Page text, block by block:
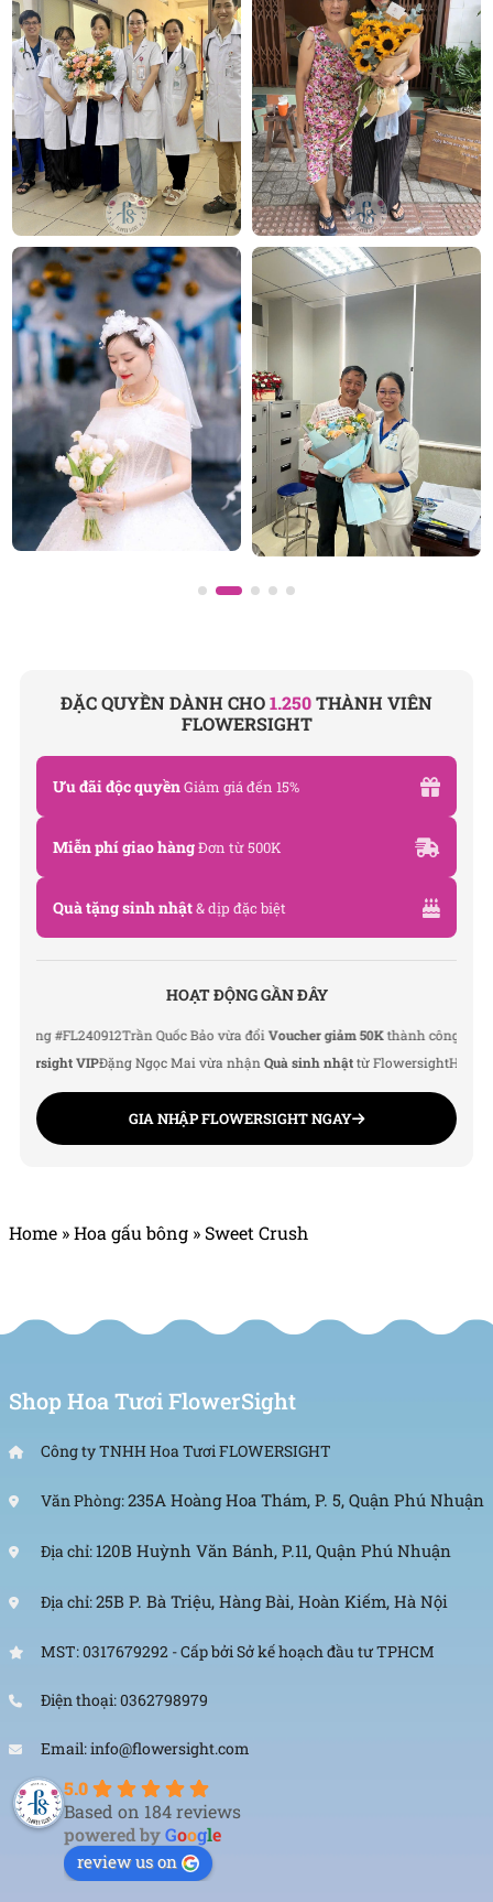
TP.HCM
Hotline: 093 407 2575
E-mail:info@flowersight.com
Website:https://flowersight.com/
Đánh giá product này
ĐẶC QUYỀN DÀNH CHO1.250THÀNH VIÊN
FLOWERSIGHT
Ưu đãi độc quyềnGiảm giá đến 15%
Miễn phí giao hàngĐơn từ 500K
Quà tặng sinh nhật& dịp đặc biệt
HOẠT ĐỘNG GẦN ĐÂY
#FL240912Trần Quốc Bảo vừa đổiVoucher giảm 50Kthành côngLê Thu Hà
VIPĐặng Ngọc Mai vừa nhậnQuà sinh nhật từ FlowersightHoàng Đức
GIA NHẬP FLOWERSIGHT NGAY
Home »Hoa gấu bông »Sweet Crush
Shop Hoa Tươi FlowerSight
Công ty TNHH Hoa Tươi FLOWERSIGHT
Văn Phòng:235A Hoàng Hoa Thám, P. 5, Quận Phú Nhuận
Địa chỉ: 120B Huỳnh Văn Bánh, P.11, Quận Phú Nhuận
Địa chỉ:25B P. Bà Triệu, Hàng Bài, Hoàn Kiếm, Hà Nội
MST: 0317679292 - Cấp bởi Sở kế hoạch đầu tư TPHCM
Điện thoại: 0362798979
Email: info@flowersight.com
5.0
Based on 184 reviews
powered byGoogle
review us on